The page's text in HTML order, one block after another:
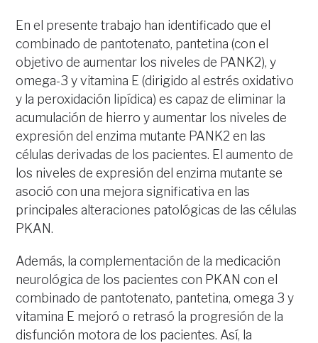
En el presente trabajo han identificado que el
combinado de pantotenato, pantetina (con el
objetivo de aumentar los niveles de PANK2), y
omega-3 y vitamina E (dirigido al estrés oxidativo
y la peroxidación lipídica) es capaz de eliminar la
acumulación de hierro y aumentar los niveles de
expresión del enzima mutante PANK2 en las
células derivadas de los pacientes. El aumento de
los niveles de expresión del enzima mutante se
asoció con una mejora significativa en las
principales alteraciones patológicas de las células
PKAN.
Además, la complementación de la medicación
neurológica de los pacientes con PKAN con el
combinado de pantotenato, pantetina, omega 3 y
vitamina E mejoró o retrasó la progresión de la
disfunción motora de los pacientes. Así, la